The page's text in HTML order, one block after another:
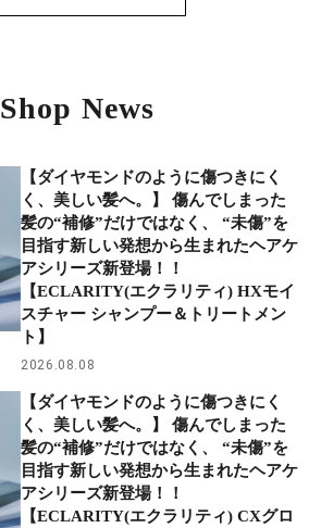
Shop News
【ダイヤモンドのように傷つきにく
く、美しい髪へ。】 傷んでしまった
髪の“補修”だけではなく、 “未傷”を
目指す新しい発想から生まれたヘアケ
アシリーズ新登場！！
【ECLARITY(エクラリティ) HXモイ
スチャー シャンプー＆トリートメン
ト】
2026.08.08
【ダイヤモンドのように傷つきにく
く、美しい髪へ。】 傷んでしまった
髪の“補修”だけではなく、 “未傷”を
目指す新しい発想から生まれたヘアケ
アシリーズ新登場！！
【ECLARITY(エクラリティ) CXグロ